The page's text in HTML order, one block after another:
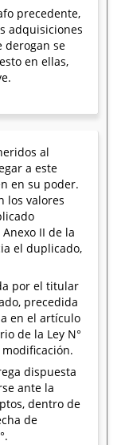
precedente,
adquisiciones
derogan se
en ellas,
al
a este
en su poder.
los valores
II de la
el duplicado,
por el titular
precedida
en el artículo
de la Ley N°
dispuesta
ante la
dentro de
de